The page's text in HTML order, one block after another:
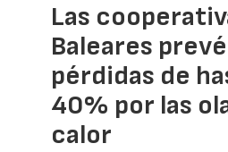
Las
Baleares
pérdidas de
40% por las
calor